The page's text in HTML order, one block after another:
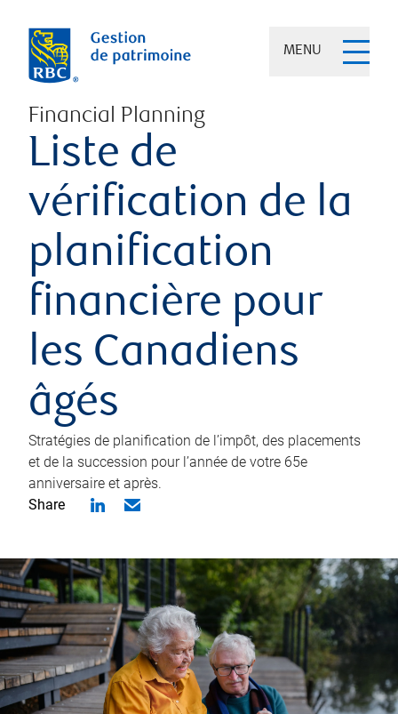
MENU
Financial Planning
Liste de
vérification de la
planification
financière pour
les Canadiens
âgés
Stratégies de planification de l’impôt, des placements
et de la succession pour l’année de votre 65e
anniversaire et après.
Share